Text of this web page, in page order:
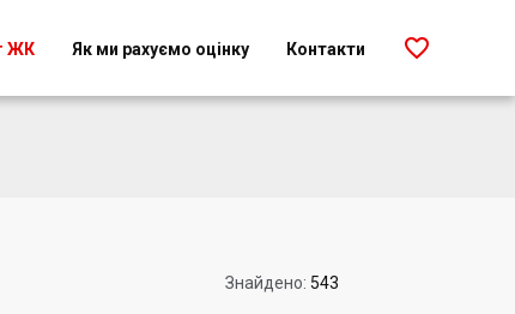
ЖК Як ми рахуємо оцінку Контакти 
Знайдено: 543